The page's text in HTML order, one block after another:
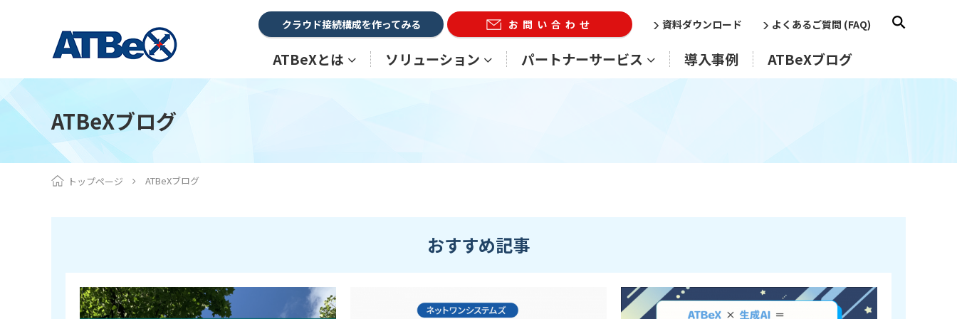
クラウド接続構成を作ってみる お問い合わせ 資料ダウンロード よくあるご質問 (FAQ)
ATBeXとは ソリューション パートナーサービス 導入事例 ATBeXブログ
ATBeXブログ
トップページ ATBeXブログ
おすすめ記事